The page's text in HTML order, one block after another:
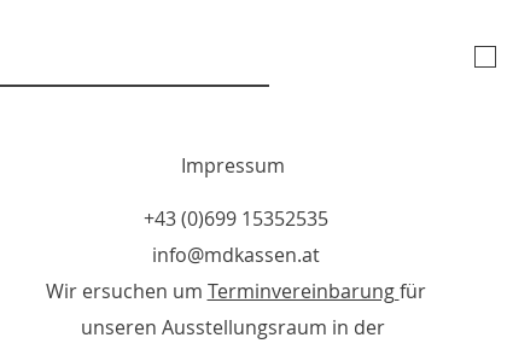
Impressum
+43 (0)699 15352535
info@mdkassen.at
Wir ersuchen um Terminvereinbarungfür
unseren Ausstellungsraum in der ​